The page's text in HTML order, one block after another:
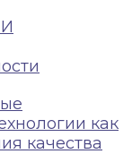
как
качества